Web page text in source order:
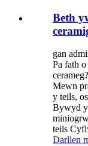
Beth
gan
Pa fath
Mewn
y teils,
Bywyd y
teils
Darllen